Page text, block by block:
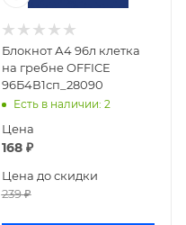
Блокнот А4 96л клетка
на гребне OFFICE
96Б4В1сп_28090
Есть в наличии: 2
Цена
168₽
Цена до скидки
239₽